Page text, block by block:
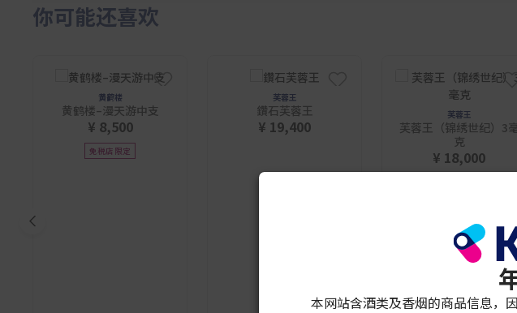
你可能还喜欢
黄鹤楼
黄鹤楼–漫天游中支
¥ 8,500
免税店限定
芙蓉王
鑽石芙蓉王
¥ 19,400
芙蓉王
芙蓉王（锦绣世纪）3
克
¥ 18,000
本网站含酒类及香烟的商品信息，